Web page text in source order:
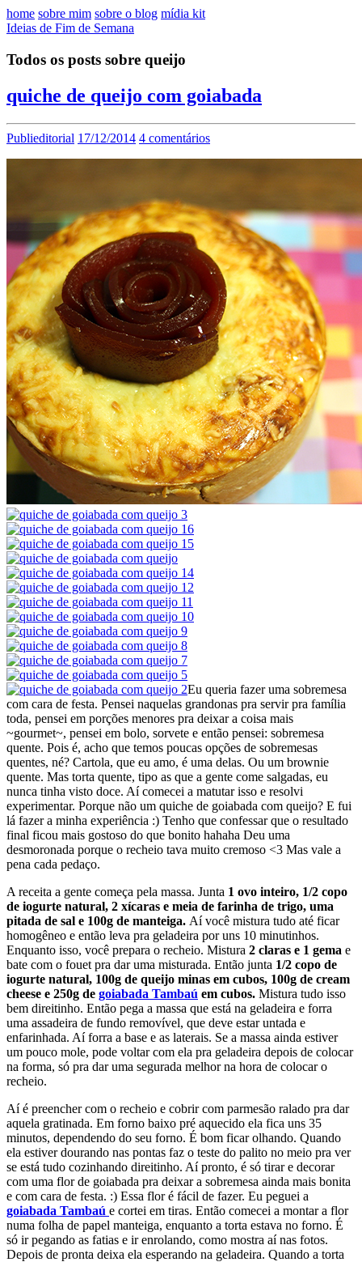
home sobre mim sobre o blog mídia kit
Ideias de Fim de Semana
Todos os posts sobre queijo
quiche de queijo com goiabada
Publieditorial 17/12/2014 4 comentários
Eu queria fazer uma sobremesa
com cara de festa. Pensei naquelas grandonas pra servir pra família
toda, pensei em porções menores pra deixar a coisa mais
~gourmet~, pensei em bolo, sorvete e então pensei: sobremesa
quente. Pois é, acho que temos poucas opções de sobremesas
quentes, né? Cartola, que eu amo, é uma delas. Ou um brownie
quente. Mas torta quente, tipo as que a gente come salgadas, eu
nunca tinha visto doce. Aí comecei a matutar isso e resolvi
experimentar. Porque não um quiche de goiabada com queijo? E fui
lá fazer a minha experiência :) Tenho que confessar que o resultado
final ficou mais gostoso do que bonito hahaha Deu uma
desmoronada porque o recheio tava muito cremoso <3 Mas vale a
pena cada pedaço.
A receita a gente começa pela massa. Junta 1 ovo inteiro, 1/2 copo
de iogurte natural, 2 xícaras e meia de farinha de trigo, uma
pitada de sal e 100g de manteiga. Aí você mistura tudo até ficar
homogêneo e então leva pra geladeira por uns 10 minutinhos.
Enquanto isso, você prepara o recheio. Mistura 2 claras e 1 gema e
bate com o fouet pra dar uma misturada. Então junta 1/2 copo de
iogurte natural, 100g de queijo minas em cubos, 100g de cream
cheese e 250g de goiabada Tambaú em cubos. Mistura tudo isso
bem direitinho. Então pega a massa que está na geladeira e forra
uma assadeira de fundo removível, que deve estar untada e
enfarinhada. Aí forra a base e as laterais. Se a massa ainda estiver
um pouco mole, pode voltar com ela pra geladeira depois de colocar
na forma, só pra dar uma segurada melhor na hora de colocar o
recheio.
Aí é preencher com o recheio e cobrir com parmesão ralado pra dar
aquela gratinada. Em forno baixo pré aquecido ela fica uns 35
minutos, dependendo do seu forno. É bom ficar olhando. Quando
ela estiver dourando nas pontas faz o teste do palito no meio pra ver
se está tudo cozinhando direitinho. Aí pronto, é só tirar e decorar
com uma flor de goiabada pra deixar a sobremesa ainda mais bonita
e com cara de festa. :) Essa flor é fácil de fazer. Eu peguei a
goiabada Tambaú e cortei em tiras. Então comecei a montar a flor
numa folha de papel manteiga, enquanto a torta estava no forno. É
só ir pegando as fatias e ir enrolando, como mostra aí nas fotos.
Depois de pronta deixa ela esperando na geladeira. Quando a torta